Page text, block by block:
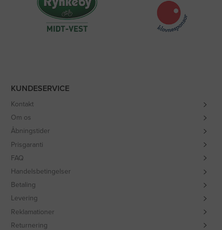
KUNDESERVICE
Kontakt
Om os
Åbningstider
Prisgaranti
FAQ
Handelsbetingelser
Betaling
Levering
Reklamationer
Returnering